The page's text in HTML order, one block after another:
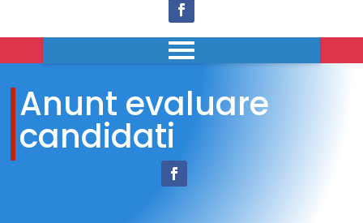
Anunt evaluare
candidati